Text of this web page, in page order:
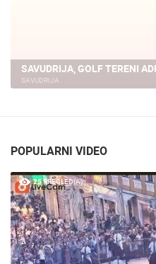
SAVUDRIJA, GOLF TERENI
SAVUDRIJA
POPULARNI VIDEO
25 PREGLED(A)